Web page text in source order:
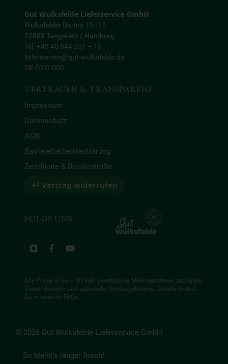
Gut Wulksfelde Lieferservice GmbH
Wulksfelder Damm 15–17
22889 Tangstedt / Hamburg
Tel. +49 40 644 251 – 10
lieferservice@gut-wulksfelde.de
DE-ÖKO-006
VERTRAUEN & TRANSPARENZ
Impressum
Datenschutz
AGB
Barrierefreiheitserklärung
Zertifikate & Bio-Kontrolle
↩ Vertrag widerrufen
FOLGE UNS
Alle Preise in Euro (€) inkl. gesetzlicher Mehrwertsteuer, zuzüglich
Versandkosten und optionaler Servicegebühren. Details findest
Du in unseren FAQs.
© 2026 Gut Wulksfelde Lieferservice GmbH
So bleibt's länger frisch!